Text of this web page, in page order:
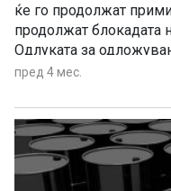
ќе го продолжат
продолжат блокадата
Одлуката за
барање на
крај на конфликтот.
пред 4 мес.